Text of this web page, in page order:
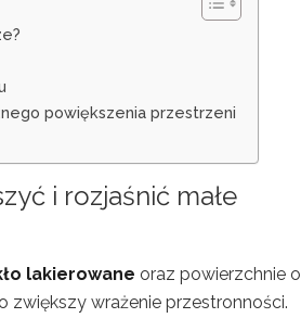
powiększenia przestrzeni
i rozjaśnić małe
lakierowane oraz powierzchnie o
zwiększy wrażenie przestronności.